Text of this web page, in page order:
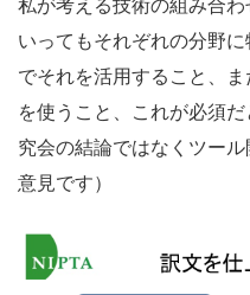
私が考える技術の組み合
いってもそれぞれの分野
でそれを活用すること、
を使うこと、これが必須
究会の結論ではなくツー
意見です）